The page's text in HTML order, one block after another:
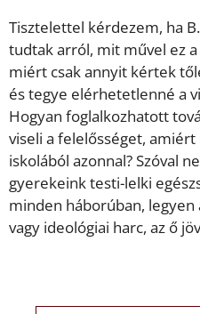
Tisztelettel kérdezem, ha
tudtak arról, mit művel ez a
miért csak annyit kértek
és tegye elérhetetlenné a
Hogyan foglalkozhatott
viseli a felelősséget,
iskolából azonnal? Szóval
gyerekeink testi-lelki
minden háborúban,
vagy ideológiai harc, az ő